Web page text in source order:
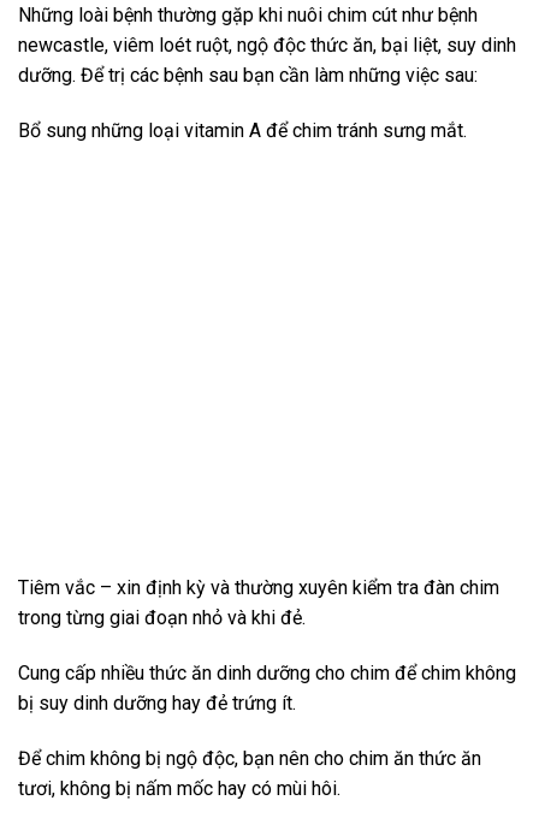
Những loài bệnh thường gặp khi nuôi chim cút như bệnh
newcastle, viêm loét ruột, ngộ độc thức ăn, bại liệt, suy dinh
dưỡng. Để trị các bệnh sau bạn cần làm những việc sau:
Bổ sung những loại vitamin A để chim tránh sưng mắt.
Tiêm vắc – xin định kỳ và thường xuyên kiểm tra đàn chim
trong từng giai đoạn nhỏ và khi đẻ.
Cung cấp nhiều thức ăn dinh dưỡng cho chim để chim không
bị suy dinh dưỡng hay đẻ trứng ít.
Để chim không bị ngộ độc, bạn nên cho chim ăn thức ăn
tươi, không bị nấm mốc hay có mùi hôi.